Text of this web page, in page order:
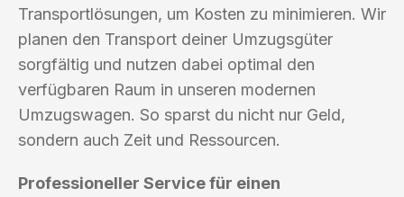
Transportlösungen, um Kosten zu minimieren. Wir
planen den Transport deiner Umzugsgüter
sorgfältig und nutzen dabei optimal den
verfügbaren Raum in unseren modernen
Umzugswagen. So sparst du nicht nur Geld,
sondern auch Zeit und Ressourcen.
Professioneller Service für einen